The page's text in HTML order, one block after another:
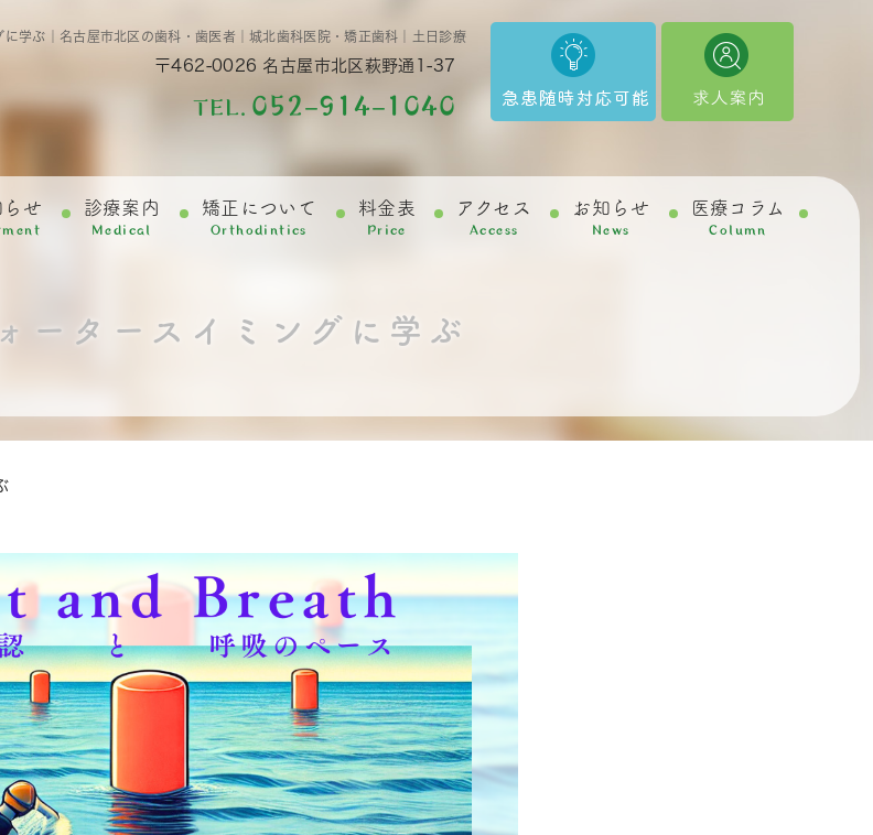
に学ぶ｜名古屋市北区の歯科・歯医者｜城北歯科医院・矯正歯科｜土日診療
〒462-0026 名古屋市北区萩野通1-37
TEL. 052-914-1040
せ 診療案内
Medical
矯正について
Orthodintics
料金表
Price
アクセス
Access
お知らせ
News
医療コラム
Column
ータースイミングに学ぶ